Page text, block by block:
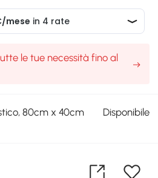
le tue necessità fino al
80cm x 40cm
Disponibile